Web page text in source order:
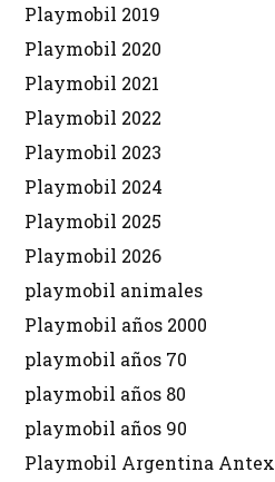
Playmobil 2019
Playmobil 2020
Playmobil 2021
Playmobil 2022
Playmobil 2023
Playmobil 2024
Playmobil 2025
Playmobil 2026
playmobil animales
Playmobil años 2000
playmobil años 70
playmobil años 80
playmobil años 90
Playmobil Argentina Antex